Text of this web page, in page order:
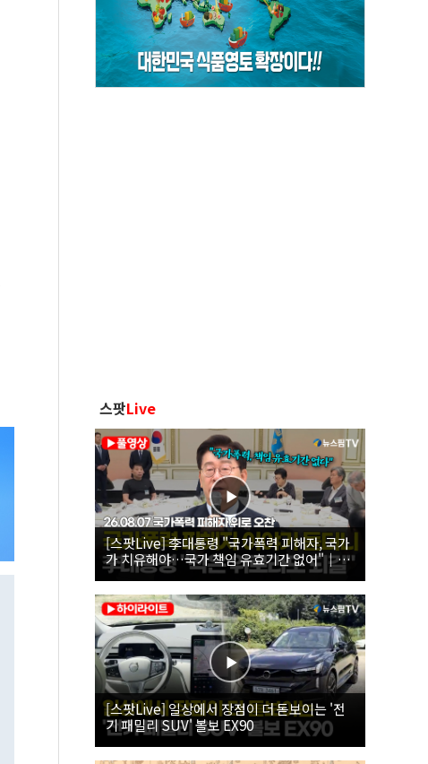
스팟Live
[스팟Live] 李대통령 "국가폭력 피해자, 국가
가 치유해야…국가 책임 유효기간 없어"｜
26.08.07 국가폭력 피해자 위로 오찬
[스팟Live] 일상에서 장점이 더 돋보이는 '전
기 패밀리 SUV' 볼보 EX90